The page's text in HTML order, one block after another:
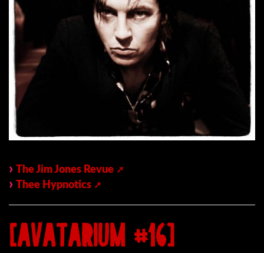
The Jim Jones Revue
Thee Hypnotics
[AVATARIUM #16]